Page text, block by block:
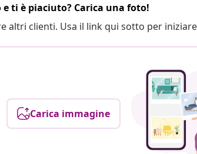
ti è piaciuto? Carica una foto!
altri clienti. Usa il link qui sotto per
Carica immagine